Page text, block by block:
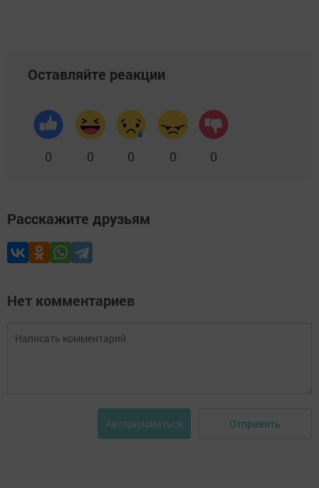
Оставляйте реакции
0 0 0 0 0
Расскажите друзьям
Нет комментариев
Авторизоваться Отправить